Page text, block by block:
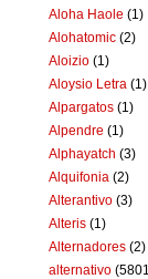
Aloha Haole (1)
Alohatomic (2)
Aloizio (1)
Aloysio Letra (1)
Alpargatos (1)
Alpendre (1)
Alphayatch (3)
Alquifonia (2)
Alterantivo (3)
Alteris (1)
Alternadores (2)
alternativo